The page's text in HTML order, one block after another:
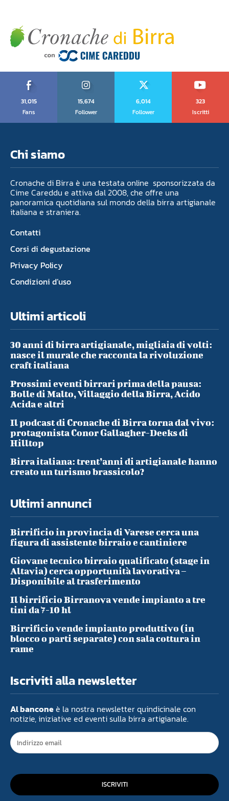
31,015
Fans
15,674
Follower
6,014
Follower
323
Iscritti
Chi siamo
Cronache di Birra è una testata online sponsorizzata da
Cime Careddu e attiva dal 2008, che offre una
panoramica quotidiana sul mondo della birra artigianale
italiana e straniera.
Contatti
Corsi di degustazione
Privacy Policy
Condizioni d’uso
Ultimi articoli
30 anni di birra artigianale, migliaia di volti:
nasce il murale che racconta la rivoluzione
craft italiana
Prossimi eventi birrari prima della pausa:
Bolle di Malto, Villaggio della Birra, Acido
Acida e altri
Il podcast di Cronache di Birra torna dal vivo:
protagonista Conor Gallagher-Deeks di
Hilltop
Birra italiana: trent’anni di artigianale hanno
creato un turismo brassicolo?
Ultimi annunci
Birrificio in provincia di Varese cerca una
figura di assistente birraio e cantiniere
Giovane tecnico birraio qualificato (stage in
Altavia) cerca opportunità lavorativa –
Disponibile al trasferimento
Il birrificio Birranova vende impianto a tre
tini da 7-10 hl
Birrificio vende impianto produttivo (in
blocco o parti separate) con sala cottura in
rame
Iscriviti alla newsletter
Al banconeè la nostra newsletter quindicinale con
notizie, iniziative ed eventi sulla birra artigianale.
ISCRIVITI